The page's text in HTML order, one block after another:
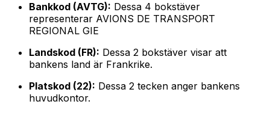
Bankkod (AVTG): Dessa 4 bokstäver
representerar AVIONS DE TRANSPORT
REGIONAL GIE
Landskod (FR): Dessa 2 bokstäver visar att
bankens land är Frankrike.
Platskod (22): Dessa 2 tecken anger bankens
huvudkontor.